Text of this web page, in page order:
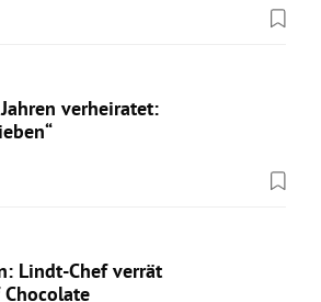
verheiratet:
Lindt-Chef verrät